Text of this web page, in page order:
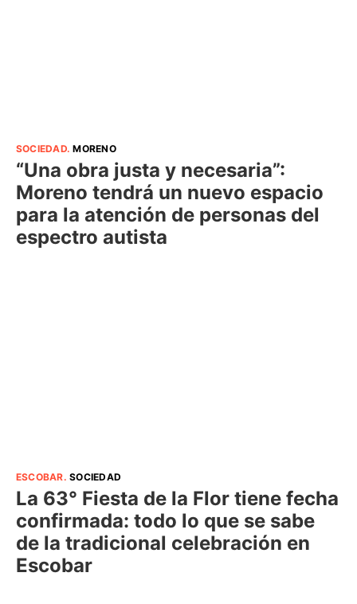
SOCIEDAD.MORENO
“Una obra justa y necesaria”:
Moreno tendrá un nuevo espacio
para la atención de personas del
espectro autista
ESCOBAR.SOCIEDAD
La 63° Fiesta de la Flor tiene fecha
confirmada: todo lo que se sabe
de la tradicional celebración en
Escobar